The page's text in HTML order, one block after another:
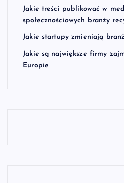
Jakie treści publikować w
społecznościowych branży
Jakie startupy zmieniają
Jakie są największe firmy
Europie